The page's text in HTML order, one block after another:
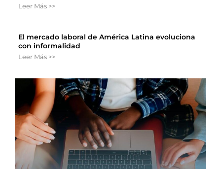
Leer Más >>
El mercado laboral de América Latina evoluciona
con informalidad
Leer Más >>